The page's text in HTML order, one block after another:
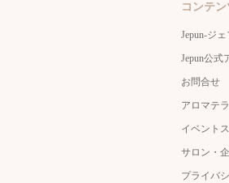
コンテン
Jepun-ジ
Jepun公式
お問合せ
アロマテ
イベント
サロン・
プライバ